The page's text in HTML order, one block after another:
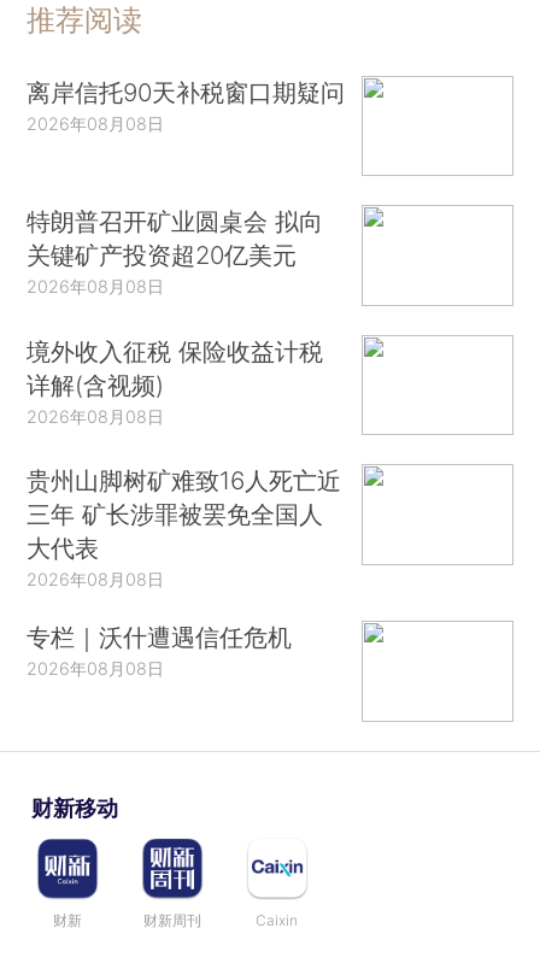
推荐阅读
离岸信托90天补税窗口期疑问
2026年08月08日
特朗普召开矿业圆桌会 拟向
关键矿产投资超20亿美元
2026年08月08日
境外收入征税 保险收益计税
详解(含视频)
2026年08月08日
贵州山脚树矿难致16人死亡近
三年 矿长涉罪被罢免全国人
大代表
2026年08月08日
专栏｜沃什遭遇信任危机
2026年08月08日
财新移动
财新 财新周刊 Caixin